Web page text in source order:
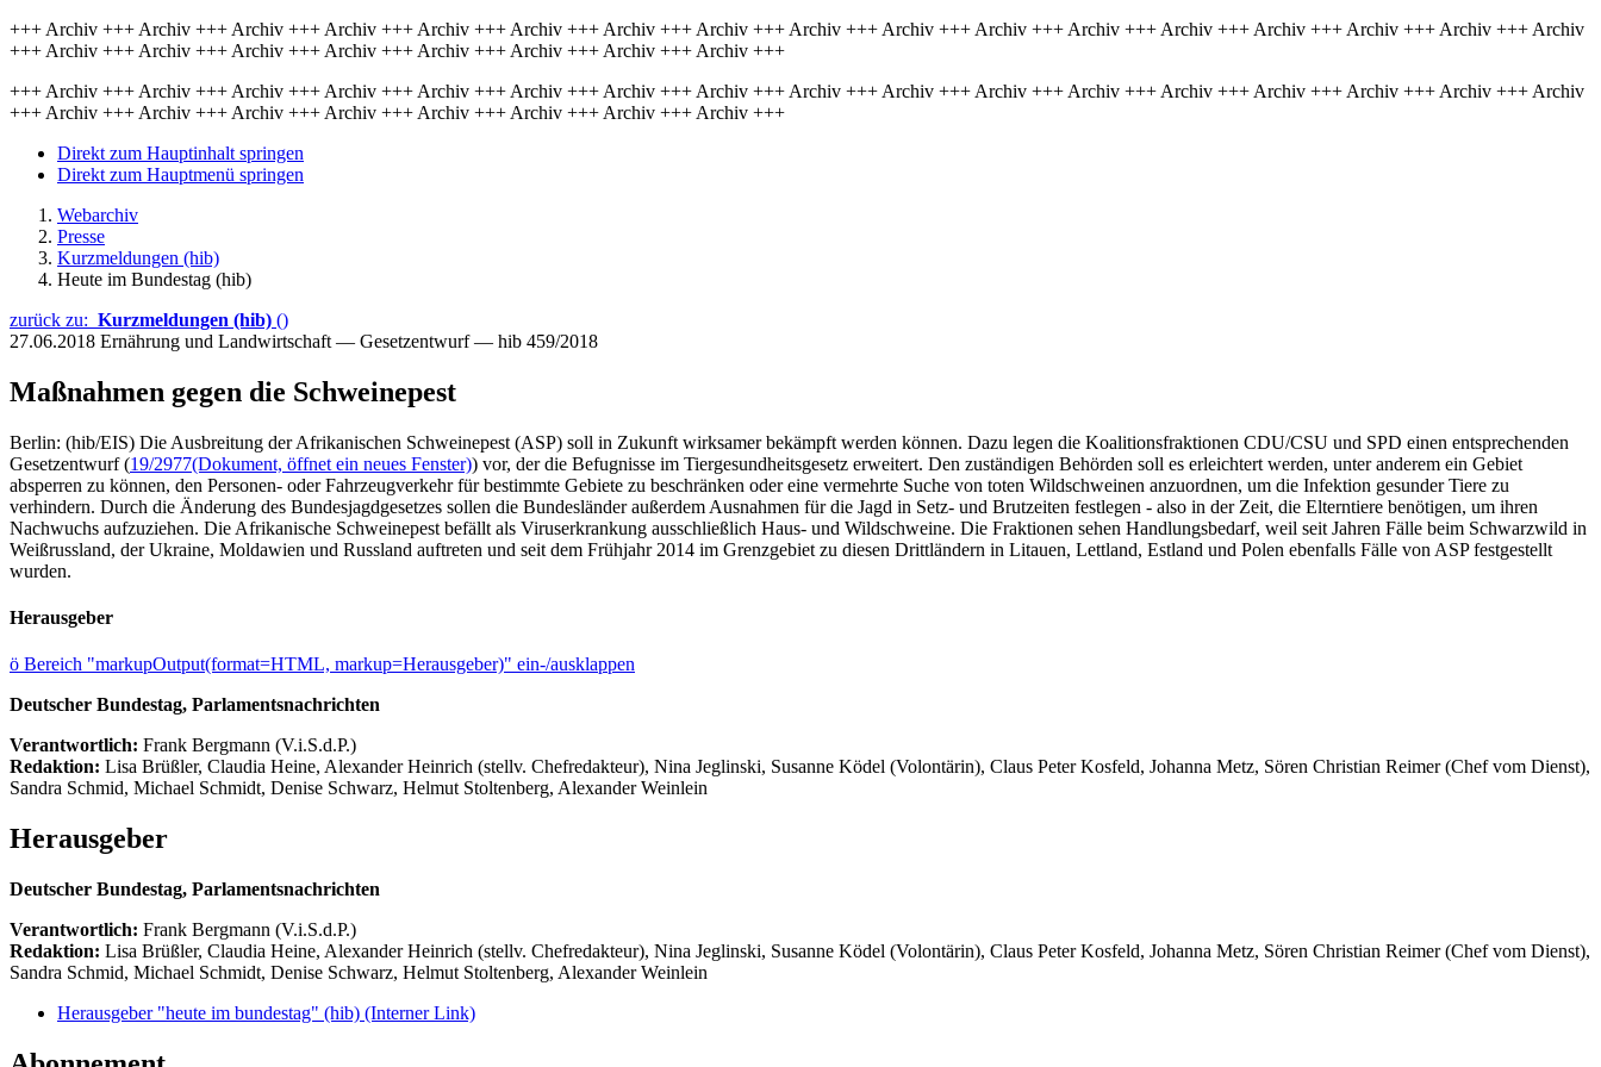
+++ Archiv +++ Archiv +++ Archiv +++ Archiv +++ Archiv +++ Archiv +++ Archiv +++ Archiv +++ Archiv +++ Archiv +++ Archiv +++ Archiv +++ Archiv +++ Archiv +++ Archiv +++ Archiv +++ Archiv
+++ Archiv +++ Archiv +++ Archiv +++ Archiv +++ Archiv +++ Archiv +++ Archiv +++ Archiv +++
+++ Archiv +++ Archiv +++ Archiv +++ Archiv +++ Archiv +++ Archiv +++ Archiv +++ Archiv +++ Archiv +++ Archiv +++ Archiv +++ Archiv +++ Archiv +++ Archiv +++ Archiv +++ Archiv +++ Archiv
+++ Archiv +++ Archiv +++ Archiv +++ Archiv +++ Archiv +++ Archiv +++ Archiv +++ Archiv +++
Direkt zum Hauptinhalt springen
Direkt zum Hauptmenü springen
Webarchiv
Presse
Kurzmeldungen (hib)
Heute im Bundestag (hib)
zurück zu: Kurzmeldungen (hib) ()
27.06.2018 Ernährung und Landwirtschaft — Gesetzentwurf — hib 459/2018
Maßnahmen gegen die Schweinepest
Berlin: (hib/EIS) Die Ausbreitung der Afrikanischen Schweinepest (ASP) soll in Zukunft wirksamer bekämpft werden können. Dazu legen die Koalitionsfraktionen CDU/CSU und SPD einen entsprechenden
Gesetzentwurf (19/2977(Dokument, öffnet ein neues Fenster)) vor, der die Befugnisse im Tiergesundheitsgesetz erweitert. Den zuständigen Behörden soll es erleichtert werden, unter anderem ein Gebiet
absperren zu können, den Personen- oder Fahrzeugverkehr für bestimmte Gebiete zu beschränken oder eine vermehrte Suche von toten Wildschweinen anzuordnen, um die Infektion gesunder Tiere zu
verhindern. Durch die Änderung des Bundesjagdgesetzes sollen die Bundesländer außerdem Ausnahmen für die Jagd in Setz- und Brutzeiten festlegen - also in der Zeit, die Elterntiere benötigen, um ihren
Nachwuchs aufzuziehen. Die Afrikanische Schweinepest befällt als Viruserkrankung ausschließlich Haus- und Wildschweine. Die Fraktionen sehen Handlungsbedarf, weil seit Jahren Fälle beim Schwarzwild in
Weißrussland, der Ukraine, Moldawien und Russland auftreten und seit dem Frühjahr 2014 im Grenzgebiet zu diesen Drittländern in Litauen, Lettland, Estland und Polen ebenfalls Fälle von ASP festgestellt
wurden.
Herausgeber
ö Bereich "markupOutput(format=HTML, markup=Herausgeber)" ein-/ausklappen
Deutscher Bundestag, Parlamentsnachrichten
Verantwortlich: Frank Bergmann (V.i.S.d.P.)
Redaktion: Lisa Brüßler, Claudia Heine, Alexander Heinrich (stellv. Chefredakteur), Nina Jeglinski, Susanne Ködel (Volontärin), Claus Peter Kosfeld, Johanna Metz, Sören Christian Reimer (Chef vom Dienst),
Sandra Schmid, Michael Schmidt, Denise Schwarz, Helmut Stoltenberg, Alexander Weinlein
Herausgeber
Deutscher Bundestag, Parlamentsnachrichten
Verantwortlich: Frank Bergmann (V.i.S.d.P.)
Redaktion: Lisa Brüßler, Claudia Heine, Alexander Heinrich (stellv. Chefredakteur), Nina Jeglinski, Susanne Ködel (Volontärin), Claus Peter Kosfeld, Johanna Metz, Sören Christian Reimer (Chef vom Dienst),
Sandra Schmid, Michael Schmidt, Denise Schwarz, Helmut Stoltenberg, Alexander Weinlein
Herausgeber "heute im bundestag" (hib) (Interner Link)